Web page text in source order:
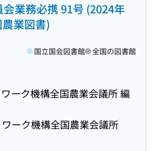
会業務必携 91号 (2024年
業図書)
ーク機構全国農業会議所 編
ーク機構全国農業会議所
国立国会図書館 全国の図書館